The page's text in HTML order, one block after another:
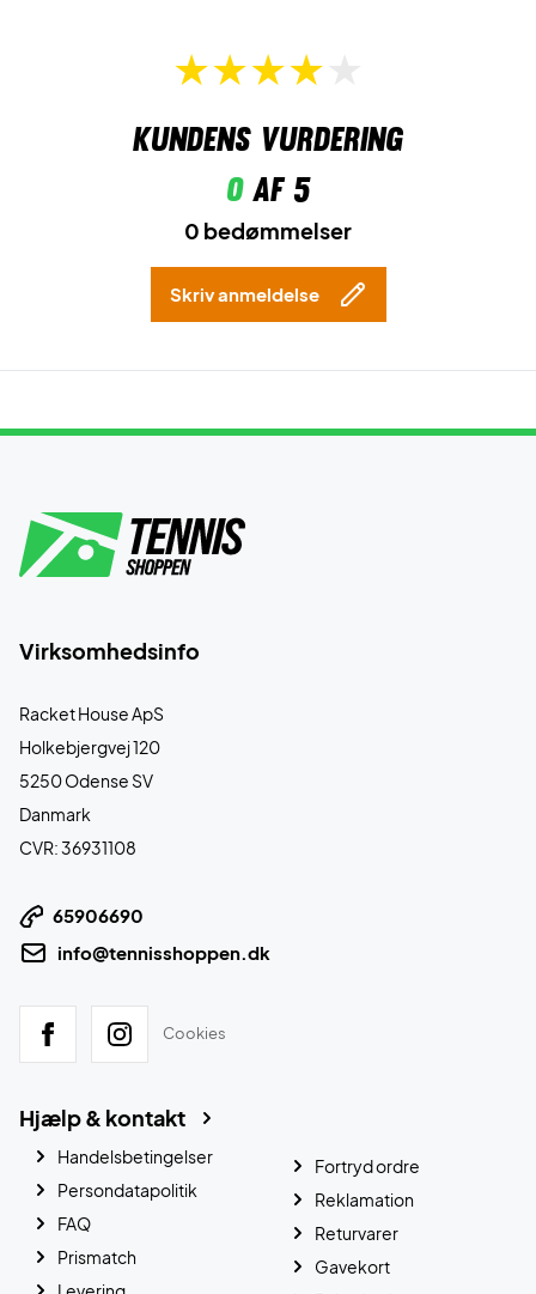
Kundens vurdering
0af 5
0 bedømmelser
Skriv anmeldelse
Virksomhedsinfo
Racket House ApS
Holkebjergvej 120
5250 Odense SV
Danmark
CVR: 36931108
65906690
info@tennisshoppen.dk
Cookies
Hjælp & kontakt
Handelsbetingelser
Persondatapolitik
FAQ
Prismatch
Fortryd ordre
Reklamation
Returvarer
Gavekort